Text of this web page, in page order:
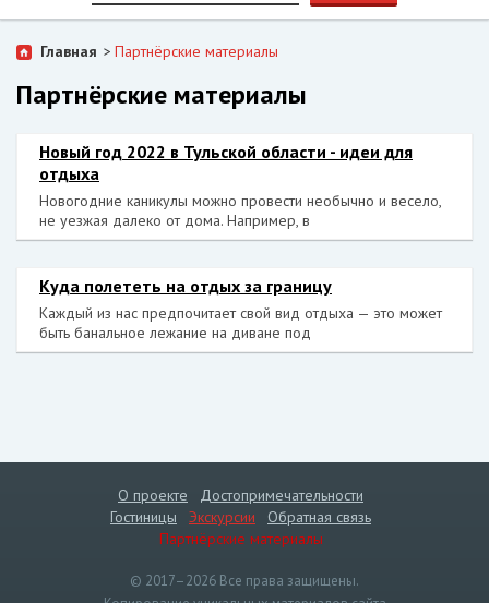
Главная > Партнёрские материалы
Партнёрские материалы
Новый год 2022 в Тульской области - идеи для
отдыха
Новогодние каникулы можно провести необычно и весело,
не уезжая далеко от дома. Например, в
Куда полететь на отдых за границу
Каждый из нас предпочитает свой вид отдыха — это может
быть банальное лежание на диване под
О проекте
Достопримечательности
Гостиницы
Экскурсии
Обратная связь
Партнёрские материалы
© 2017–2026 Все права защищены.